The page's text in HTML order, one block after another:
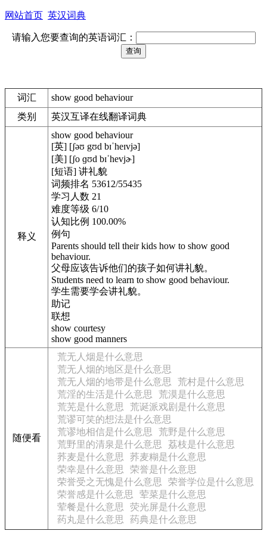
网站首页 英汉词典
请输入您要查询的英语词汇：
词汇
show good behaviour
类别
英汉互译在线翻译词典
释义
show good behaviour
[英] [ʃəʊ gʊd bɪˈheɪvjə]
[美] [ʃo ɡʊd bɪˈhevjɚ]
[短语] 讲礼貌
词频排名 53612/55435
学习人数 21
难度等级 6/10
认知比例 100.00%
例句
Parents should tell their kids how to show good
behaviour.
父母应该告诉他们的孩子如何讲礼貌。
Students need to learn to show good behaviour.
学生需要学会讲礼貌。
助记
联想
show courtesy
show good manners
随便看
荒无人烟是什么意思
荒无人烟的地区是什么意思
荒无人烟的地带是什么意思
荒村是什么意思
荒淫的生活是什么意思
荒漠是什么意思
荒芜是什么意思
荒诞派戏剧是什么意思
荒谬可笑的想法是什么意思
荒谬地相信是什么意思
荒野是什么意思
荒野里的清泉是什么意思
荔枝是什么意思
荞麦是什么意思
荞麦糊是什么意思
荣幸是什么意思
荣誉是什么意思
荣誉受之无愧是什么意思
荣誉学位是什么意思
荣誉感是什么意思
荤菜是什么意思
荤餐是什么意思
荧光屏是什么意思
药丸是什么意思
药典是什么意思